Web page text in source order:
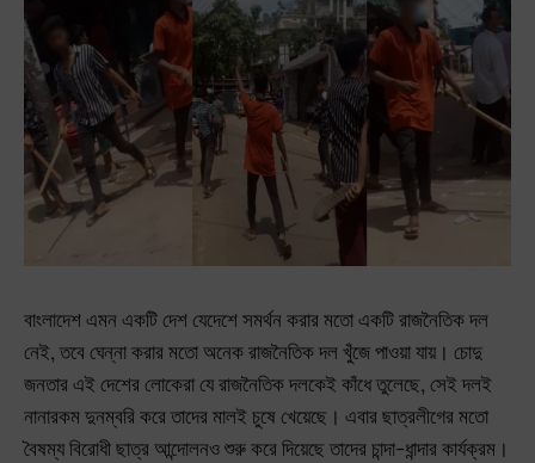
বাংলাদেশ এমন একটি দেশ যেদেশে সমর্থন করার মতো একটি রাজনৈতিক দল
নেই, তবে ঘেন্না করার মতো অনেক রাজনৈতিক দল খুঁজে পাওয়া যায়। চোদু
জনতার এই দেশের লোকেরা যে রাজনৈতিক দলকেই কাঁধে তুলেছে, সেই দলই
নানারকম দুনম্বরি করে তাদের মালই চুষে খেয়েছে। এবার ছাত্রলীগের মতো
বৈষম্য বিরোধী ছাত্র আন্দোলনও শুরু করে দিয়েছে তাদের চান্দা-ধান্দার কার্যক্রম।